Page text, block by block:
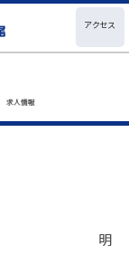
アクセス
求人情報
　　　　　　明